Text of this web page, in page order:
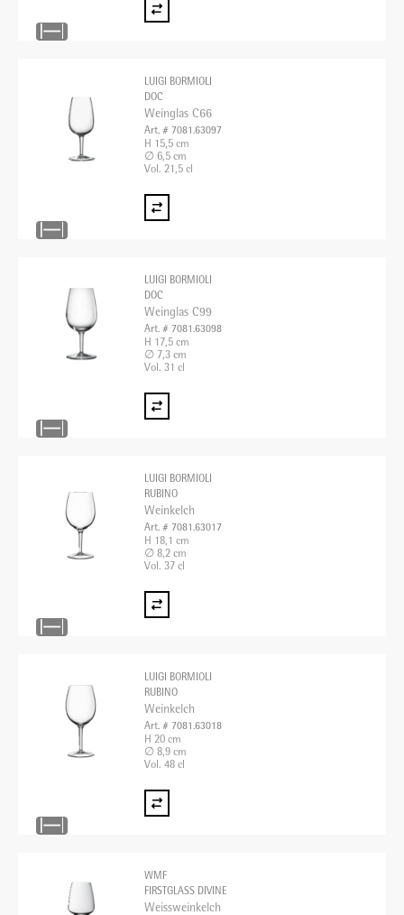
LUIGI BORMIOLI
DOC
Weinglas C66
Art. # 7081.63097
H 15,5 cm
∅ 6,5 cm
Vol. 21,5 cl
LUIGI BORMIOLI
DOC
Weinglas C99
Art. # 7081.63098
H 17,5 cm
∅ 7,3 cm
Vol. 31 cl
LUIGI BORMIOLI
RUBINO
Weinkelch
Art. # 7081.63017
H 18,1 cm
∅ 8,2 cm
Vol. 37 cl
LUIGI BORMIOLI
RUBINO
Weinkelch
Art. # 7081.63018
H 20 cm
∅ 8,9 cm
Vol. 48 cl
WMF
FIRSTGLASS DIVINE
Weissweinkelch